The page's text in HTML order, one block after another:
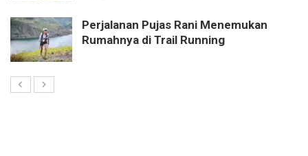
Perjalanan Pujas Rani Menemukan
Rumahnya di Trail Running